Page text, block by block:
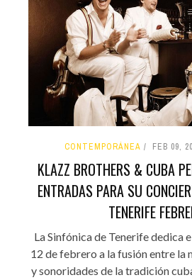
CONTEMPORÁNEA FEB 09,
KLAZZ BROTHERS & CUBA
ENTRADAS PARA SU
TENERIFE
La Sinfónica de Tenerife dedica
12 de febrero a la fusión entre la
y sonoridades de la tradición